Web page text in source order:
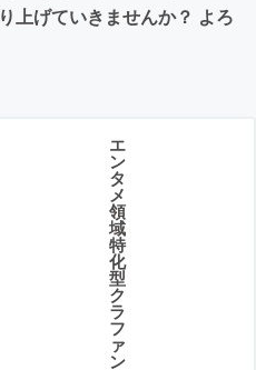
上げていきませんか？ よろ
エ
ン
タ
メ
領
域
特
化
型
ク
ラ
フ
ァ
ン